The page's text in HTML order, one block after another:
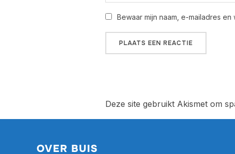
Bewaar mijn naam, e-mailadres
Deze site gebruikt Akismet om
OVER BUIS